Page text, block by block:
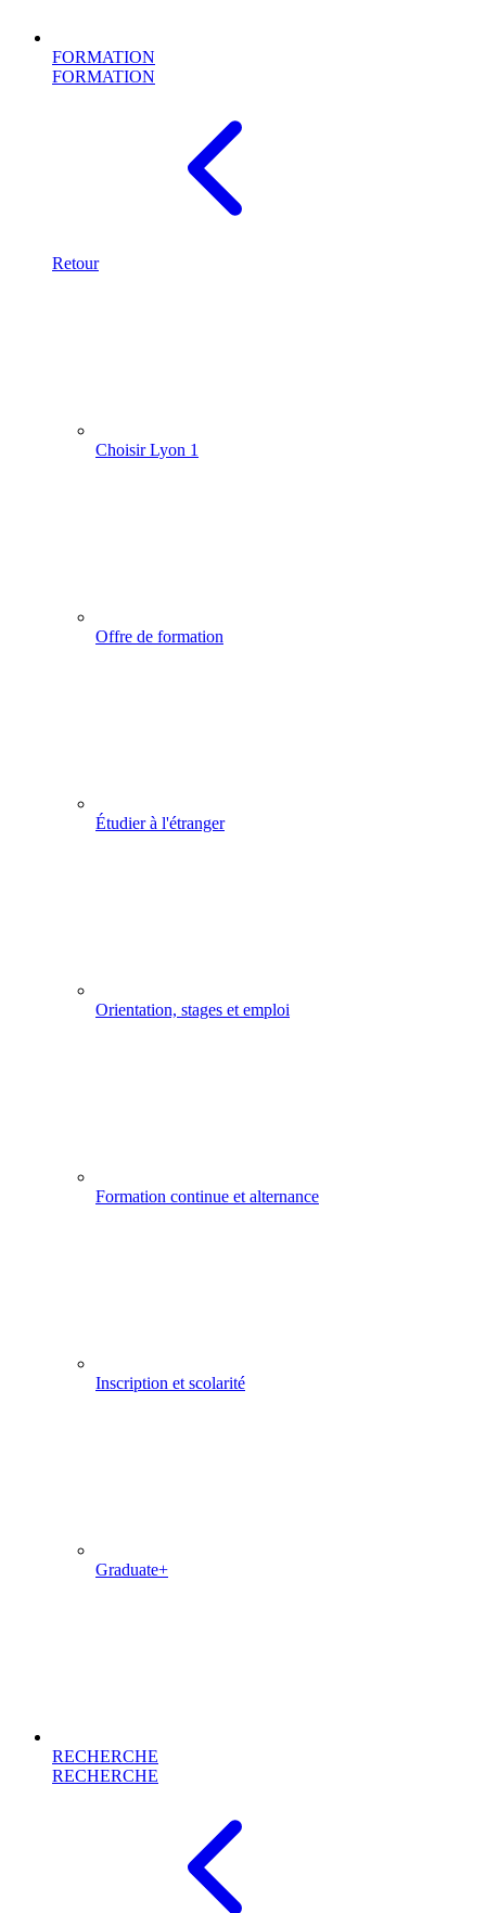
FORMATION
FORMATION
Retour
Choisir Lyon 1
Offre de formation
Étudier à l'étranger
Orientation, stages et emploi
Formation continue et alternance
Inscription et scolarité
Graduate+
RECHERCHE
RECHERCHE